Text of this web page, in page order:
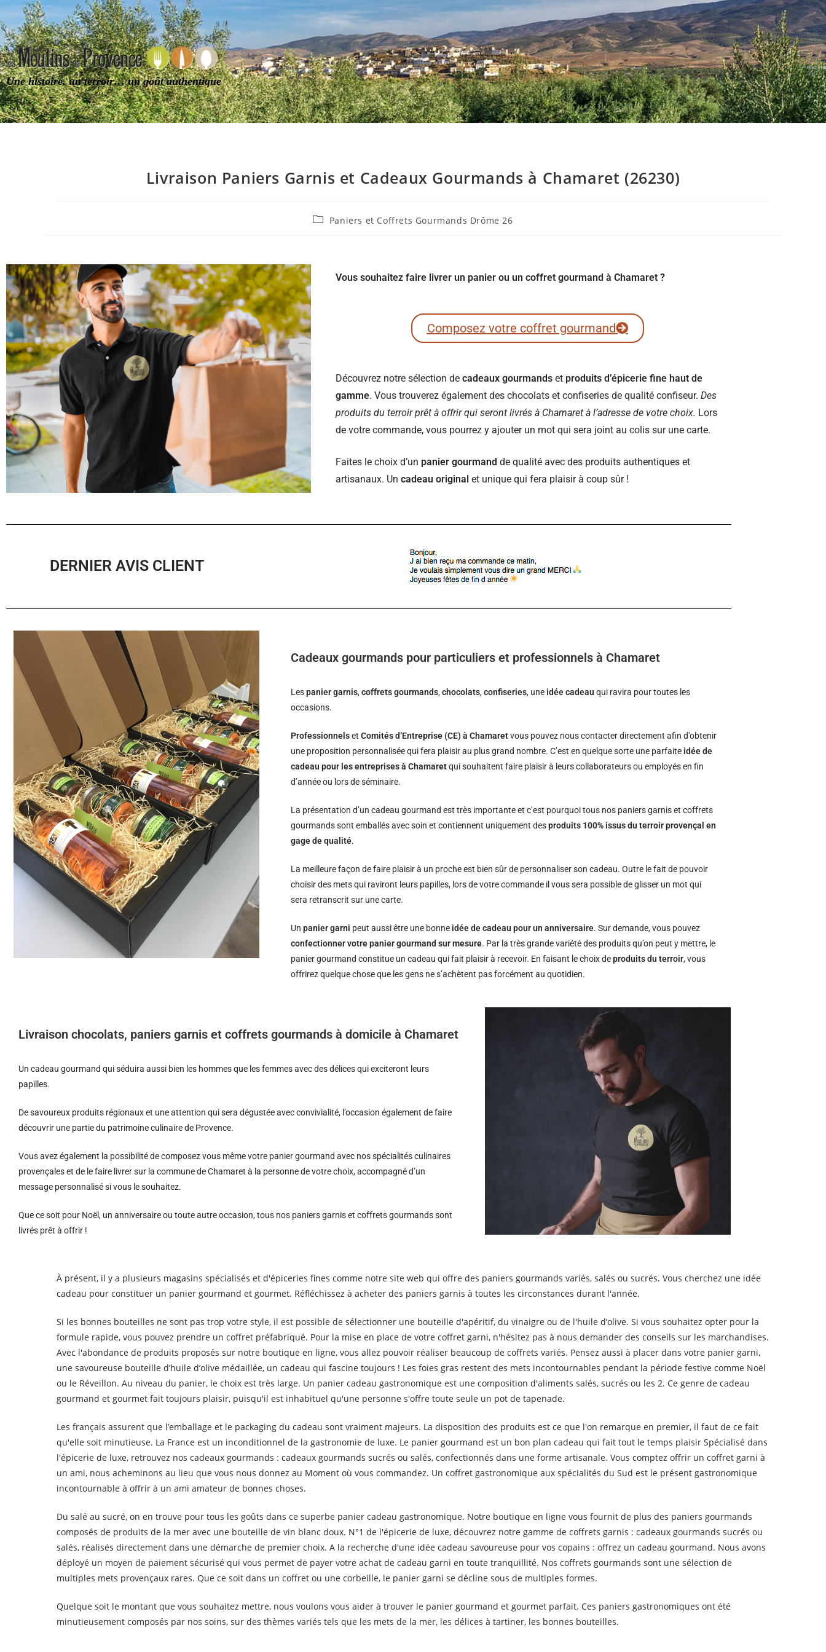
Une histoire, un terroir… un goût authentique
Livraison Paniers Garnis et Cadeaux Gourmands à Chamaret (26230)
Paniers et Coffrets Gourmands Drôme 26
Vous souhaitez faire livrer un panier ou un coffret gourmand à Chamaret ?
Composez votre coffret gourmand
Découvrez notre sélection de cadeaux gourmands et produits d’épicerie fine haut de
gamme. Vous trouverez également des chocolats et confiseries de qualité confiseur. Des
produits du terroir prêt à offrir qui seront livrés à Chamaret à l’adresse de votre choix. Lors
de votre commande, vous pourrez y ajouter un mot qui sera joint au colis sur une carte.
Faites le choix d’un panier gourmand de qualité avec des produits authentiques et
artisanaux. Un cadeau original et unique qui fera plaisir à coup sûr !
DERNIER AVIS CLIENT
Cadeaux gourmands pour particuliers et professionnels à Chamaret
Lespanier garnis,coffrets gourmands,chocolats,confiseries, une idée cadeau qui ravira pour toutes les
occasions.
ProfessionnelsetComités d’Entreprise (CE) à Chamaretvous pouvez nous contacter directement afin d’obtenir
une proposition personnalisée qui fera plaisir au plus grand nombre. C’est en quelque sorte une parfaite idée de
cadeau pour les entreprises à Chamaretqui souhaitent faire plaisir à leurs collaborateurs ou employés en fin
d’année ou lors de séminaire.
La présentation d’un cadeau gourmand est très importante et c’est pourquoi tous nos paniers garnis et coffrets
gourmands sont emballés avec soin et contiennent uniquement desproduits 100% issus du terroir provençal en
gage de qualité.
La meilleure façon de faire plaisir à un proche est bien sûr de personnaliser son cadeau. Outre le fait de pouvoir
choisir des mets qui raviront leurs papilles, lors de votre commande il vous sera possible de glisser un mot qui
sera retranscrit sur une carte.
Unpanier garni peut aussi être une bonne idée de cadeau pour un anniversaire. Sur demande, vous pouvez
confectionner votre panier gourmand sur mesure. Par la très grande variété des produits qu’on peut y mettre, le
panier gourmand constitue un cadeau qui fait plaisir à recevoir. En faisant le choix deproduits du terroir, vous
offrirez quelque chose que les gens ne s’achètent pas forcément au quotidien.
Livraison chocolats, paniers garnis et coffrets gourmands à domicile à Chamaret
Un cadeau gourmand qui séduira aussi bien les hommes que les femmes avec des délices qui exciteront leurs
papilles.
De savoureux produits régionaux et une attention qui sera dégustée avec convivialité, l’occasion également de faire
découvrir une partie du patrimoine culinaire de Provence.
Vous avez également la possibilité de composez vous même votre panier gourmand avec nos spécialités culinaires
provençales et de le faire livrer sur la commune de Chamaret à la personne de votre choix, accompagné d’un
message personnalisé si vous le souhaitez.
Que ce soit pour Noël, un anniversaire ou toute autre occasion, tous nos paniers garnis et coffrets gourmands sont
livrés prêt à offrir !
À présent, il y a plusieurs magasins spécialisés et d'épiceries fines comme notre site web qui offre des paniers gourmands variés, salés ou sucrés. Vous cherchez une idée
cadeau pour constituer un panier gourmand et gourmet. Réfléchissez à acheter des paniers garnis à toutes les circonstances durant l'année.
Si les bonnes bouteilles ne sont pas trop votre style, il est possible de sélectionner une bouteille d'apéritif, du vinaigre ou de l'huile d’olive. Si vous souhaitez opter pour la
formule rapide, vous pouvez prendre un coffret préfabriqué. Pour la mise en place de votre coffret garni, n'hésitez pas à nous demander des conseils sur les marchandises.
Avec l'abondance de produits proposés sur notre boutique en ligne, vous allez pouvoir réaliser beaucoup de coffrets variés. Pensez aussi à placer dans votre panier garni,
une savoureuse bouteille d’huile d’olive médaillée, un cadeau qui fascine toujours ! Les foies gras restent des mets incontournables pendant la période festive comme Noël
ou le Réveillon. Au niveau du panier, le choix est très large. Un panier cadeau gastronomique est une composition d'aliments salés, sucrés ou les 2. Ce genre de cadeau
gourmand et gourmet fait toujours plaisir, puisqu'il est inhabituel qu'une personne s'offre toute seule un pot de tapenade.
Les français assurent que l’emballage et le packaging du cadeau sont vraiment majeurs. La disposition des produits est ce que l'on remarque en premier, il faut de ce fait
qu'elle soit minutieuse. La France est un inconditionnel de la gastronomie de luxe. Le panier gourmand est un bon plan cadeau qui fait tout le temps plaisir Spécialisé dans
l'épicerie de luxe, retrouvez nos cadeaux gourmands : cadeaux gourmands sucrés ou salés, confectionnés dans une forme artisanale. Vous comptez offrir un coffret garni à
un ami, nous acheminons au lieu que vous nous donnez au Moment où vous commandez. Un coffret gastronomique aux spécialités du Sud est le présent gastronomique
incontournable à offrir à un ami amateur de bonnes choses.
Du salé au sucré, on en trouve pour tous les goûts dans ce superbe panier cadeau gastronomique. Notre boutique en ligne vous fournit de plus des paniers gourmands
composés de produits de la mer avec une bouteille de vin blanc doux. N°1 de l'épicerie de luxe, découvrez notre gamme de coffrets garnis : cadeaux gourmands sucrés ou
salés, réalisés directement dans une démarche de premier choix. A la recherche d'une idée cadeau savoureuse pour vos copains : offrez un cadeau gourmand. Nous avons
déployé un moyen de paiement sécurisé qui vous permet de payer votre achat de cadeau garni en toute tranquillité. Nos coffrets gourmands sont une sélection de
multiples mets provençaux rares. Que ce soit dans un coffret ou une corbeille, le panier garni se décline sous de multiples formes.
Quelque soit le montant que vous souhaitez mettre, nous voulons vous aider à trouver le panier gourmand et gourmet parfait. Ces paniers gastronomiques ont été
minutieusement composés par nos soins, sur des thèmes variés tels que les mets de la mer, les délices à tartiner, les bonnes bouteilles.